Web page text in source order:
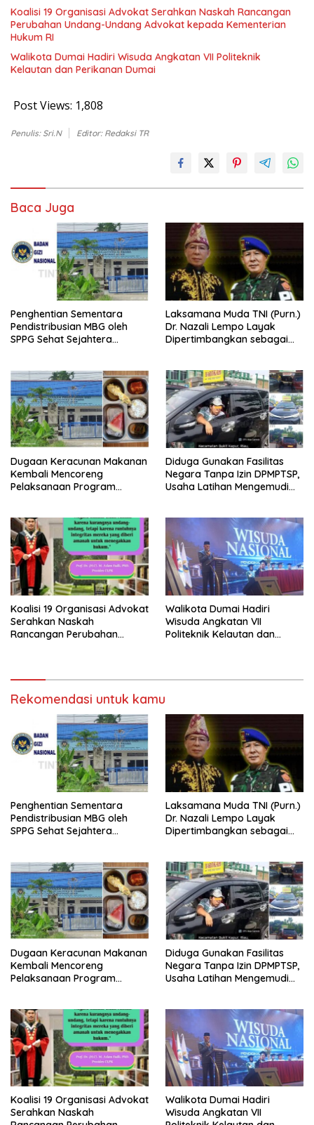
Koalisi 19 Organisasi Advokat Serahkan Naskah Rancangan
Perubahan Undang-Undang Advokat kepada Kementerian
Hukum RI
Walikota Dumai Hadiri Wisuda Angkatan VII Politeknik
Kelautan dan Perikanan Dumai
Post Views: 1,808
Penulis: Sri.N Editor: Redaksi TR
Baca Juga
Penghentian Sementara
Pendistribusian MBG oleh
SPPG Sehat Sejahtera
Laksamana Muda TNI (Purn.)
Dr. Nazali Lempo Layak
Dipertimbangkan sebagai
Berkompromi terhadap
Penegakan Hukum
Dugaan Keracunan Makanan
Kembali Mencoreng
Pelaksanaan Program
Bersama Kota Dumai
Diduga Gunakan Fasilitas
Negara Tanpa Izin DPMPTSP,
Usaha Latihan Mengemudi
Koalisi 19 Organisasi Advokat
Serahkan Naskah
Rancangan Perubahan
Walikota Dumai Hadiri
Wisuda Angkatan VII
Politeknik Kelautan dan
Rekomendasi untuk kamu
Penghentian Sementara
Pendistribusian MBG oleh
SPPG Sehat Sejahtera
Laksamana Muda TNI (Purn.)
Dr. Nazali Lempo Layak
Dipertimbangkan sebagai
Berkompromi terhadap
Penegakan Hukum
Dugaan Keracunan Makanan
Kembali Mencoreng
Pelaksanaan Program
Bersama Kota Dumai
Diduga Gunakan Fasilitas
Negara Tanpa Izin DPMPTSP,
Usaha Latihan Mengemudi
Koalisi 19 Organisasi Advokat
Serahkan Naskah
Walikota Dumai Hadiri
Wisuda Angkatan VII